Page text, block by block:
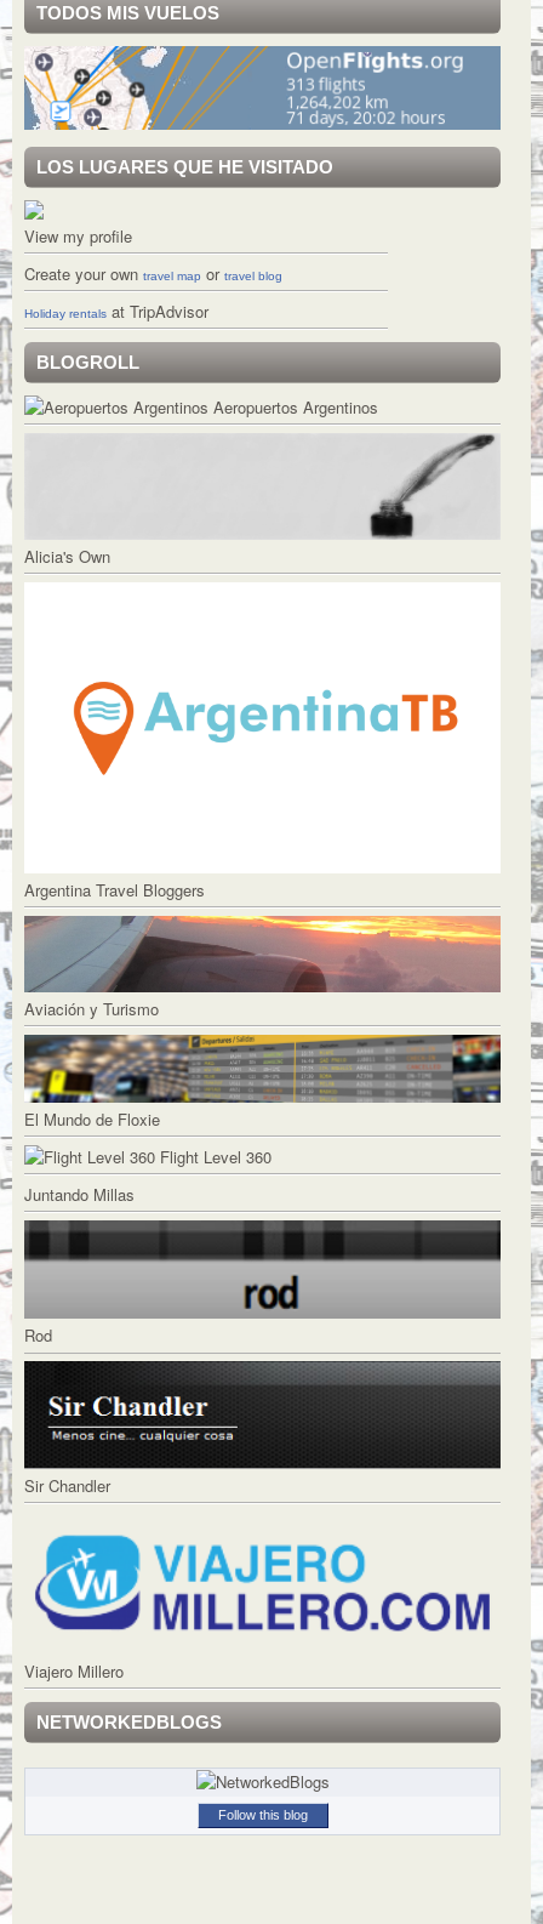
TODOS MIS VUELOS
LOS LUGARES QUE HE VISITADO
View my profile
Create your own travel map or travel blog
Holiday rentals at TripAdvisor
BLOGROLL
Aeropuertos Argentinos
Alicia's Own
Argentina Travel Bloggers
Aviación y Turismo
El Mundo de Floxie
Flight Level 360
Juntando Millas
Rod
Sir Chandler
Viajero Millero
NETWORKEDBLOGS
Follow this blog